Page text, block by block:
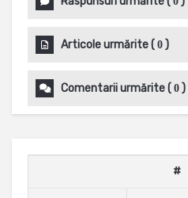
Articole urmărite( 0 )
Comentarii urmărite( 0 )
#